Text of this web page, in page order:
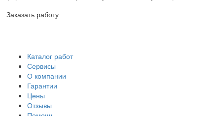
Заказать работу
Каталог работ
Сервисы
О компании
Гарантии
Цены
Отзывы